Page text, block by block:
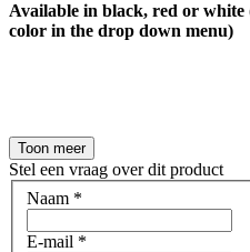
Available in black, red or white
color in the drop down menu)
Toon meer
Stel een vraag over dit product
Naam *
E-mail *